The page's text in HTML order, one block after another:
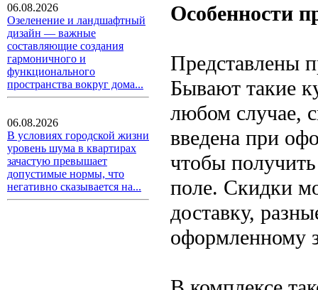
06.08.2026
Озеленение и ландшафтный
дизайн — важные
составляющие создания
гармоничного и
функционального
пространства вокруг дома...
06.08.2026
В условиях городской жизни
уровень шума в квартирах
зачастую превышает
допустимые нормы, что
негативно сказывается на...
Особенности
Представлены
Бывают такие
любом случае,
введена при
чтобы
поле. Скидки
доставку,
оформленному